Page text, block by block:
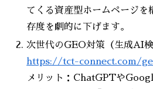
てくる資産型ホームページを
存度を劇的に下げます。
次世代のGEO対策（生成AI検
https://tct-connect.com/
メリット：ChatGPTや